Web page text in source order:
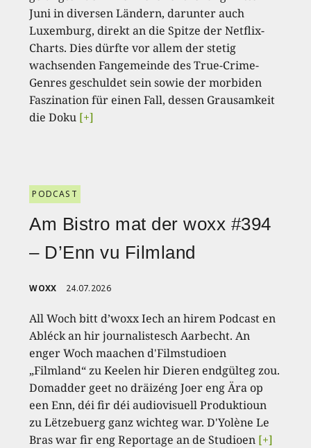
Juni in diversen Ländern, darunter auch
Luxemburg, direkt an die Spitze der Netflix-
Charts. Dies dürfte vor allem der stetig
wachsenden Fangemeinde des True-Crime-
Genres geschuldet sein sowie der morbiden
Faszination für einen Fall, dessen Grausamkeit
die Doku [+]
PODCAST
Am Bistro mat der woxx #394
– D’Enn vu Filmland
WOXX 24.07.2026
All Woch bitt d’woxx Iech an hirem Podcast en
Abléck an hir journalistesch Aarbecht. An
enger Woch maachen d'Filmstudioen
„Filmland“ zu Keelen hir Dieren endgülteg zou.
Domadder geet no dräizéng Joer eng Ära op
een Enn, déi fir déi audiovisuell Produktioun
zu Lëtzebuerg ganz wichteg war. D'Yolène Le
Bras war fir eng Reportage an de Studioen [+]